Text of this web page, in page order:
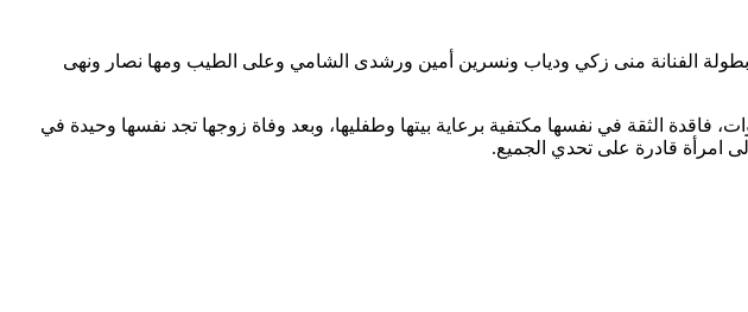
الذي انطلق عرضه في النصف الثاني من شهر رمضان، من 15 حلقة، وهو من بطولة الفنانة منى زكي ودياب ونسرين أمين ورشدى الشامي وعلى الطيب ومها نصار ونهى
المسلسل حول شخصية “حنان”. التي تجسدها منى زكي، وهي ربة منزل وأم لرضيعة وطفل 9 سنوات، فاقدة الثقة في نفسها مكتفية برعاية بيتها وطفليها، وبعد وفاة زوجها تجد نفسها وحيدة في
امرأة قادرة على تحدي الجميع.